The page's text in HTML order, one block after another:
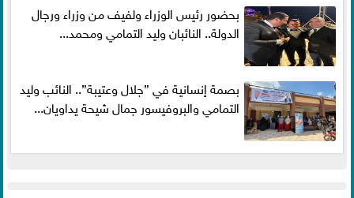
بحضور رئيس الوزراء ولفيف من وزراء ورجال
الدولة.. النائبان وليد التمامي ومحمد...
بصمة إنسانية في ”جلال وعتيبة”.. النائب وليد
التمامي والبروفيسور جمال شيحة يداويان...